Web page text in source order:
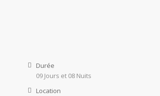
Durée
09 Jours et 08 Nuits
Location